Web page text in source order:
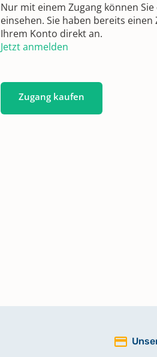
Nur mit einem Zugang können
einsehen. Sie haben bereits
Ihrem Konto direkt an.
Jetzt anmelden
Zugang kaufen